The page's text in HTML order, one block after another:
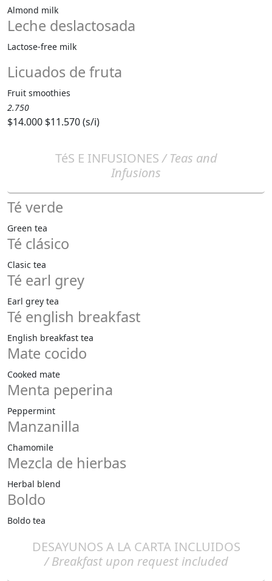
Almond milk
Leche deslactosada
Lactose-free milk
Licuados de fruta
Fruit smoothies
2.750
$14.000 $11.570 (s/i)
TéS E INFUSIONES/ Teas and
Infusions
Té verde
Green tea
Té clásico
Clasic tea
Té earl grey
Earl grey tea
Té english breakfast
English breakfast tea
Mate cocido
Cooked mate
Menta peperina
Peppermint
Manzanilla
Chamomile
Mezcla de hierbas
Herbal blend
Boldo
Boldo tea
DESAYUNOS A LA CARTA INCLUIDOS
/ Breakfast upon request included